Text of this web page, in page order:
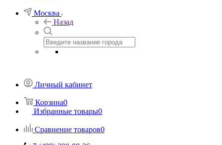
Москва
Назад
Личный кабинет
Корзина0
Избранные товары0
Сравнение товаров0